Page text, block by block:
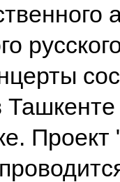
Проект